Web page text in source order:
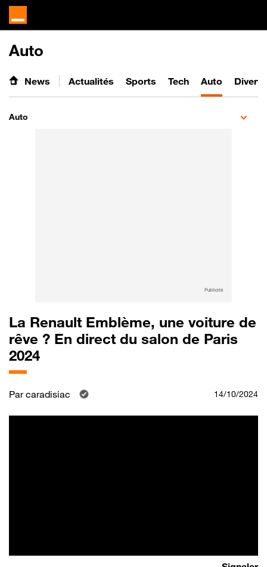
Auto
News Actualités Sports Tech Auto
Auto
Publicité
La Renault Emblème, une voiture de
rêve ? En direct du salon de Paris
2024
Parcaradisiac 14/10/2024